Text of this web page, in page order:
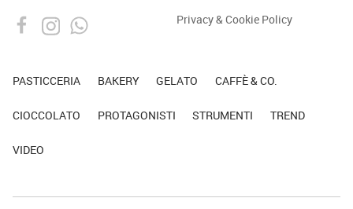
Privacy & Cookie Policy
PASTICCERIA BAKERY GELATO CAFFÈ & CO.
CIOCCOLATO PROTAGONISTI STRUMENTI TREND
VIDEO